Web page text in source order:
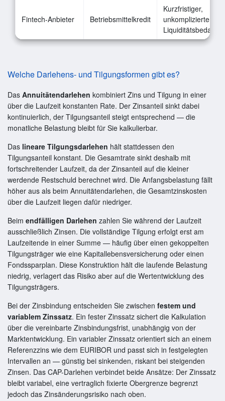
Fintech-Anbieter Betriebsmittelkredit
Kurzfristiger,
unkomplizierter
Liquiditätsbedarf
Welche Darlehens- und Tilgungsformen gibt es?
Das Annuitätendarlehen kombiniert Zins und Tilgung in einer
über die Laufzeit konstanten Rate. Der Zinsanteil sinkt dabei
kontinuierlich, der Tilgungsanteil steigt entsprechend — die
monatliche Belastung bleibt für Sie kalkulierbar.
Das lineare Tilgungsdarlehen hält stattdessen den
Tilgungsanteil konstant. Die Gesamtrate sinkt deshalb mit
fortschreitender Laufzeit, da der Zinsanteil auf die kleiner
werdende Restschuld berechnet wird. Die Anfangsbelastung fällt
höher aus als beim Annuitätendarlehen, die Gesamtzinskosten
über die Laufzeit liegen dafür niedriger.
Beim endfälligen Darlehen zahlen Sie während der Laufzeit
ausschließlich Zinsen. Die vollständige Tilgung erfolgt erst am
Laufzeitende in einer Summe — häufig über einen gekoppelten
Tilgungsträger wie eine Kapitallebensversicherung oder einen
Fondssparplan. Diese Konstruktion hält die laufende Belastung
niedrig, verlagert das Risiko aber auf die Wertentwicklung des
Tilgungsträgers.
Bei der Zinsbindung entscheiden Sie zwischen festem und
variablem Zinssatz. Ein fester Zinssatz sichert die Kalkulation
über die vereinbarte Zinsbindungsfrist, unabhängig von der
Marktentwicklung. Ein variabler Zinssatz orientiert sich an einem
Referenzzins wie dem EURIBOR und passt sich in festgelegten
Intervallen an — günstig bei sinkenden, riskant bei steigenden
Zinsen. Das CAP-Darlehen verbindet beide Ansätze: Der Zinssatz
bleibt variabel, eine vertraglich fixierte Obergrenze begrenzt
jedoch das Zinsänderungsrisiko nach oben.